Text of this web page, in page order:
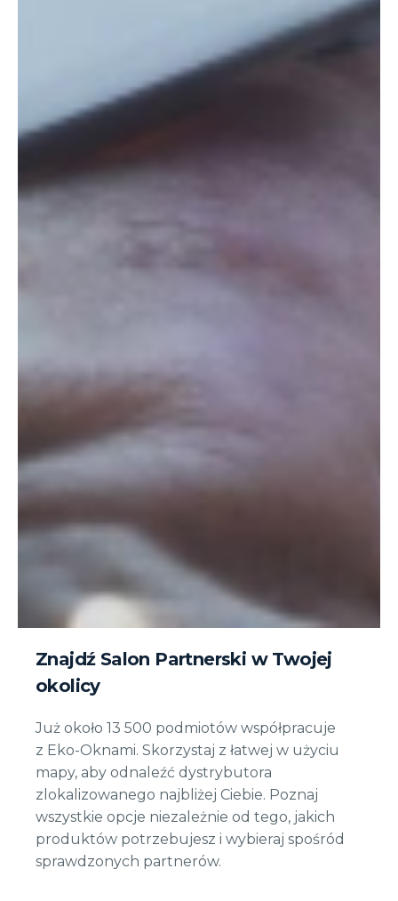
Znajdź Salon Partnerski w Twojej
okolicy
Już około 13 500 podmiotów współpracuje
z Eko-Oknami. Skorzystaj z łatwej w użyciu
mapy, aby odnaleźć dystrybutora
zlokalizowanego najbliżej Ciebie. Poznaj
wszystkie opcje niezależnie od tego, jakich
produktów potrzebujesz i wybieraj spośród
sprawdzonych partnerów.